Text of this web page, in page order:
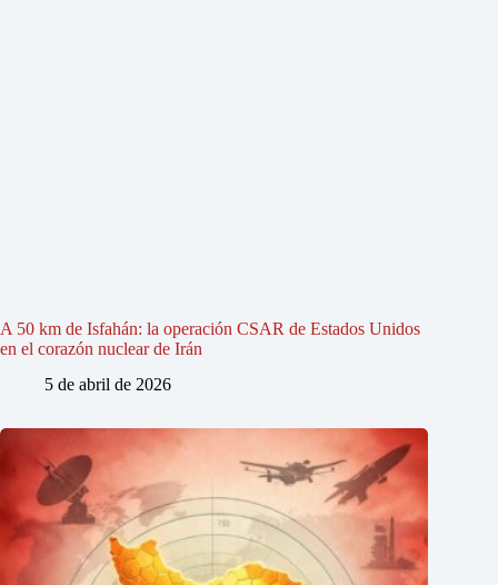
A 50 km de Isfahán: la operación CSAR de Estados Unidos
en el corazón nuclear de Irán
5 de abril de 2026